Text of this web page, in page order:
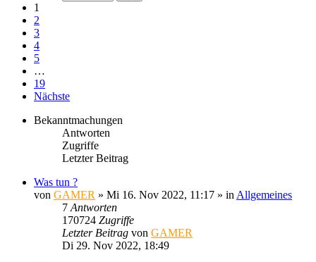
1
2
3
4
5
…
19
Nächste
Bekanntmachungen
Antworten
Zugriffe
Letzter Beitrag
Was tun ?
von GAMER » Mi 16. Nov 2022, 11:17 » in Allgemeines
7 Antworten
170724 Zugriffe
Letzter Beitrag von GAMER
Di 29. Nov 2022, 18:49